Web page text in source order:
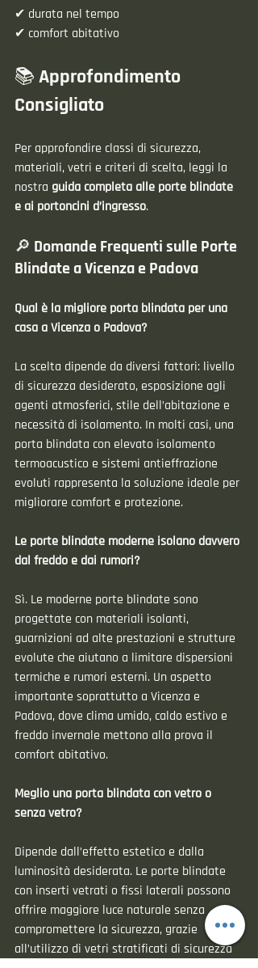
✔ durata nel tempo
✔ comfort abitativo
📚 Approfondimento
Consigliato
Per approfondire classi di sicurezza,
materiali, vetri e criteri di scelta, leggi la
nostra guida completa alle porte blindate
e ai portoncini d’ingresso.
🔎 Domande Frequenti sulle Porte
Blindate a Vicenza e Padova
Qual è la migliore porta blindata per una
casa a Vicenza o Padova?
La scelta dipende da diversi fattori: livello
di sicurezza desiderato, esposizione agli
agenti atmosferici, stile dell’abitazione e
necessità di isolamento. In molti casi, una
porta blindata con elevato isolamento
termoacustico e sistemi antieffrazione
evoluti rappresenta la soluzione ideale per
migliorare comfort e protezione.
Le porte blindate moderne isolano davvero
dal freddo e dai rumori?
Sì. Le moderne porte blindate sono
progettate con materiali isolanti,
guarnizioni ad alte prestazioni e strutture
evolute che aiutano a limitare dispersioni
termiche e rumori esterni. Un aspetto
importante soprattutto a Vicenza e
Padova, dove clima umido, caldo estivo e
freddo invernale mettono alla prova il
comfort abitativo.
Meglio una porta blindata con vetro o
senza vetro?
Dipende dall’effetto estetico e dalla
luminosità desiderata. Le porte blindate
con inserti vetrati o fissi laterali possono
offrire maggiore luce naturale senza
compromettere la sicurezza, grazie
all’utilizzo di vetri stratificati di sicurezza